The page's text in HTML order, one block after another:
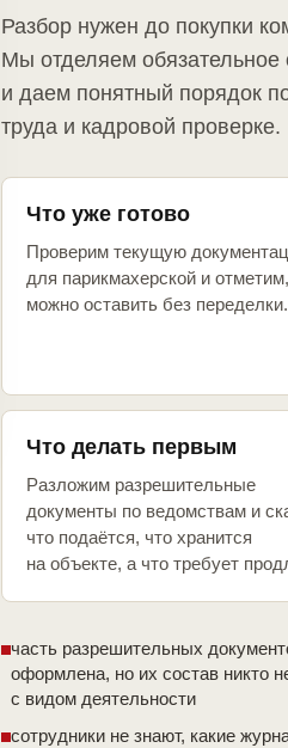
Разбор нужен до покупки
Мы отделяем
и даем понятный порядок
труда и кадровой проверке.
Что уже готово
Проверим текущую
для парикмахерской и
можно оставить без переделки.
Что делать первым
Разложим разрешительные
документы по ведомствам и
что подаётся, что хранится
на объекте, а что требует
часть разрешительных
оформлена, но их состав никто
с видом деятельности
сотрудники не знают, какие